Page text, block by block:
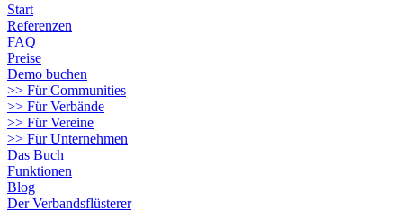
Start
Referenzen
FAQ
Preise
Demo buchen
>> Für Communities
>> Für Verbände
>> Für Vereine
>> Für Unternehmen
Das Buch
Funktionen
Blog
Der Verbandsflüsterer